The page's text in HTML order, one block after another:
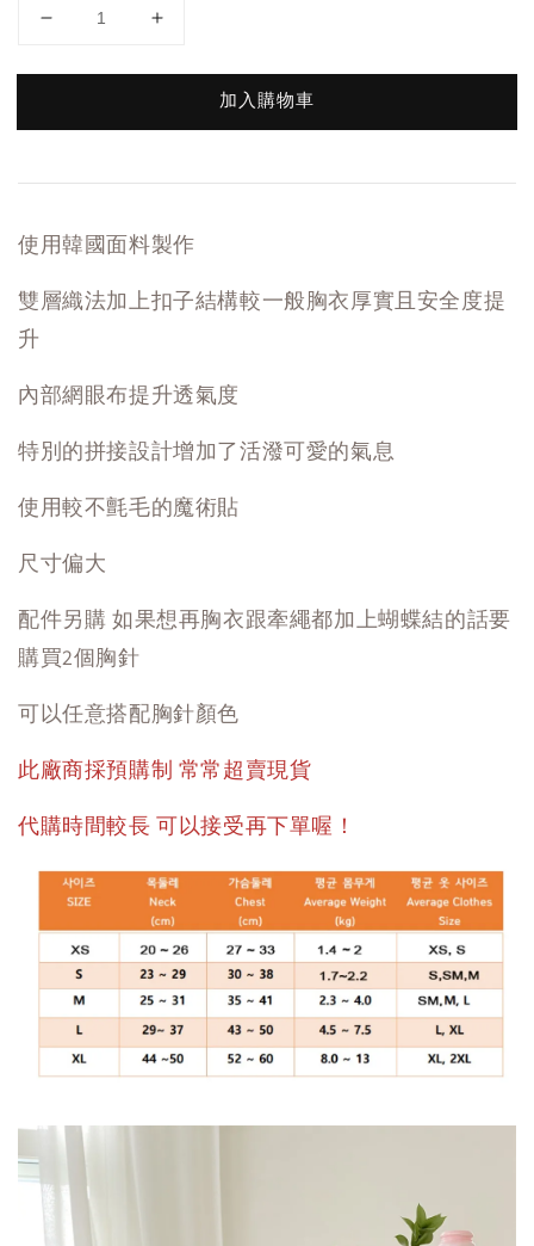
加入購物車
使用韓國面料製作
雙層織法加上扣子結構較一般胸衣厚實且安全度提
升
內部網眼布提升透氣度
特別的拼接設計增加了活潑可愛的氣息
使用較不氈毛的魔術貼
尺寸偏大
配件另購 如果想再胸衣跟牽繩都加上蝴蝶結的話要
購買2個胸針
可以任意搭配胸針顏色
此廠商採預購制 常常超賣現貨
代購時間較長 可以接受再下單喔！